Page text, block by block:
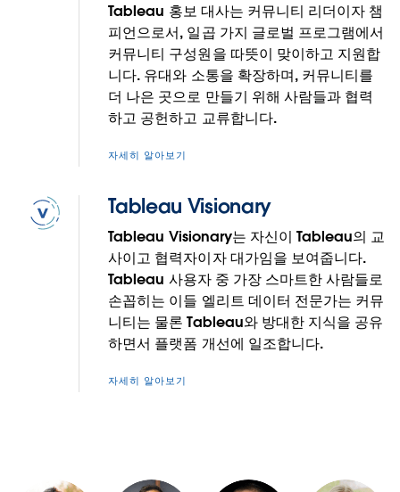
리더십은 커뮤니티를 개선하려는 헌신적 자
세에서 비롯됩니다.
Tableau 홍보 대사와 Tableau Visionary는 커뮤니티의 리
들은 다른 사람들과 지식을 공유하고, 최고 수준의 비주얼
리제이션을 만들고, 활발한 데이터 문화를 구축하고, 질문
에 답하며, 돈독한 유대 관계를 다지고, 분석의 미래를 규정
합니다. 모든 종류의 상호 작용을 통해 커뮤니티를 더 나은,
더 포용적인 곳으로 만듭니다.
명망 있는 챔피언이 되기 전부터, 모든 커뮤니티 리더들은
그로부터 계속 우리에게 영감을 주고 있습니다. 이들과 소
Tableau 홍보 대사는 커뮤니티 리더이자 챔
피언으로서, 일곱 가지 글로벌 프로그램에서
커뮤니티 구성원을 따뜻이 맞이하고 지원합
니다. 유대와 소통을 확장하며, 커뮤니티를
더 나은 곳으로 만들기 위해 사람들과 협력
하고 공헌하고 교류합니다.
자세히 알아보기
Tableau Visionary
Tableau Visionary는 자신이 Tableau의 교
사이고 협력자이자 대가임을 보여줍니다.
Tableau 사용자 중 가장 스마트한 사람들로
손꼽히는 이들 엘리트 데이터 전문가는 커뮤
니티는 물론 Tableau와 방대한 지식을 공유
하면서 플랫폼 개선에 일조합니다.
자세히 알아보기